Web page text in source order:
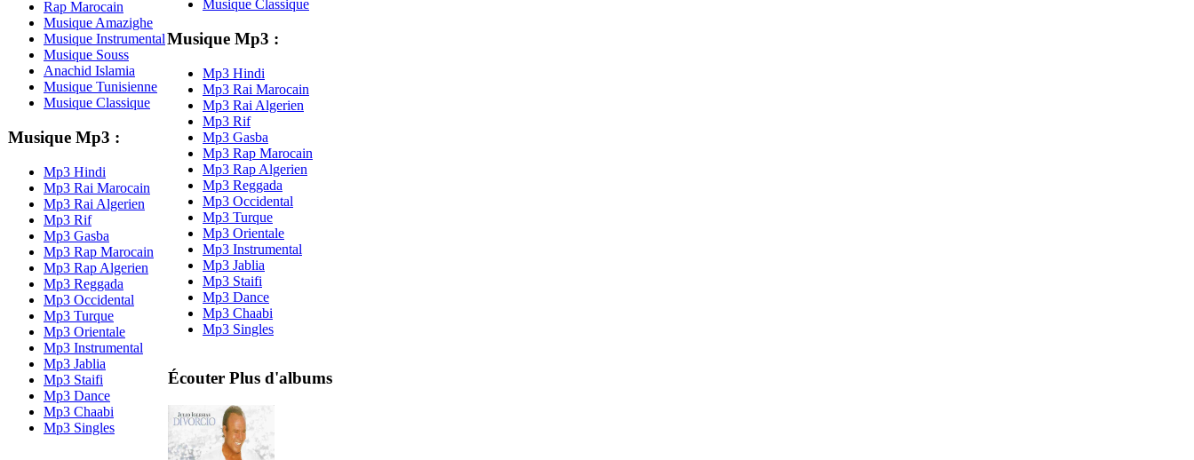
Rap Marocain
Musique Amazighe
Musique Instrumental
Musique Souss
Anachid Islamia
Musique Tunisienne
Musique Classique
Musique Mp3 :
Mp3 Hindi
Mp3 Rai Marocain
Mp3 Rai Algerien
Mp3 Rif
Mp3 Gasba
Mp3 Rap Marocain
Mp3 Rap Algerien
Mp3 Reggada
Mp3 Occidental
Mp3 Turque
Mp3 Orientale
Mp3 Instrumental
Mp3 Jablia
Mp3 Staifi
Mp3 Dance
Mp3 Chaabi
Mp3 Singles
Musique Classique
Musique Mp3 :
Mp3 Hindi
Mp3 Rai Marocain
Mp3 Rai Algerien
Mp3 Rif
Mp3 Gasba
Mp3 Rap Marocain
Mp3 Rap Algerien
Mp3 Reggada
Mp3 Occidental
Mp3 Turque
Mp3 Orientale
Mp3 Instrumental
Mp3 Jablia
Mp3 Staifi
Mp3 Dance
Mp3 Chaabi
Mp3 Singles
Écouter Plus d'albums